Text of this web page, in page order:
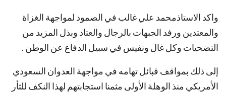
واكد الاستاذمحمد علي غالب في الصمود لمواجهة الغزاة
والمعتدين ورفد الجبهات بالرجال والعتاد وبذل المزيد من
التضحيات وكل غال ونفيس في سبيل الدفاع عن الوطن .
إلى ذلك بمواقف قبائل تهامه في مواجهة العدوان السعودي
الأمريكي منذ الوهلة الأولى مثمنا استجابتهم لهذا النكف للثأر